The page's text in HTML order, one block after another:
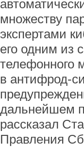
множеству
экспертами
его одним из
телефонного
в антифрод-
дальнейшем
рассказал
Правления